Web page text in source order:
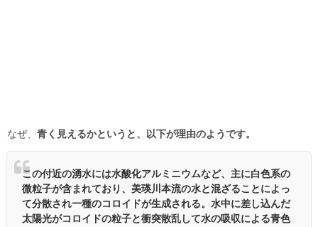
なぜ、 青く見えるかというと、以下が理由のようです。
この付近の湧水には水酸化アルミニウムなど、主に白色系の
微粒子が含まれており、美瑛川本流の水と混ざることによっ
て分散され一種のコロイドが生成される。水中に差し込んだ
太陽光がコロイドの粒子と衝突散乱して水の吸収による青色